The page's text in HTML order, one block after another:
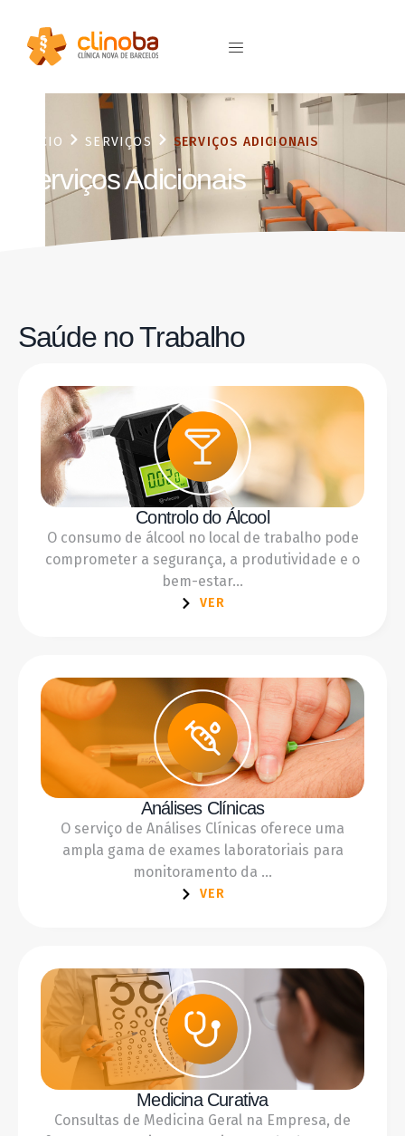
Serviços Adicionais
INÍCIO SERVIÇOS SERVIÇOS ADICIONAIS
Saúde no Trabalho
Controlo do Álcool
O consumo de álcool no local de trabalho pode
comprometer a segurança, a produtividade e o
bem-estar...
VER
Análises Clínicas
O serviço de Análises Clínicas oferece uma
ampla gama de exames laboratoriais para
monitoramento da ...
VER
Medicina Curativa
Consultas de Medicina Geral na Empresa, de